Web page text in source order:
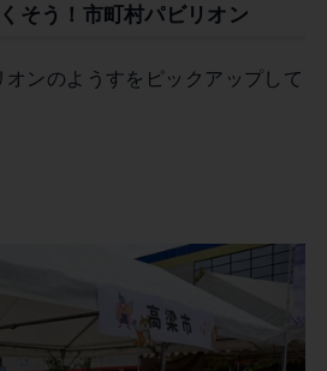
そう！市町村パビリオン
オンのようすをピックアップして